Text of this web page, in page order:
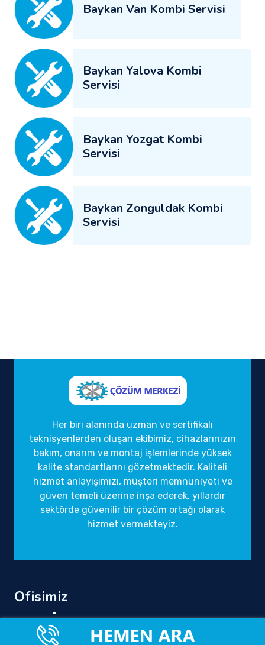
Baykan Van Kombi Servisi
Baykan Yalova Kombi
Servisi
Baykan Yozgat Kombi
Servisi
Baykan Zonguldak Kombi
Servisi
Her biri alanında uzman ve sertifikalı
teknisyenlerden oluşan ekibimiz, cihazlarınızın
bakım, onarım ve montaj işlemlerinde yüksek
kalite standartlarını gözetmektedir. Kaliteli
hizmet anlayışımızı, müşteri memnuniyeti ve
güven temeli üzerine inşa ederek, yıllardır
sektörde güvenilir bir çözüm ortağı olarak
hizmet vermekteyiz.
Ofisimiz
Tüm Türkiye